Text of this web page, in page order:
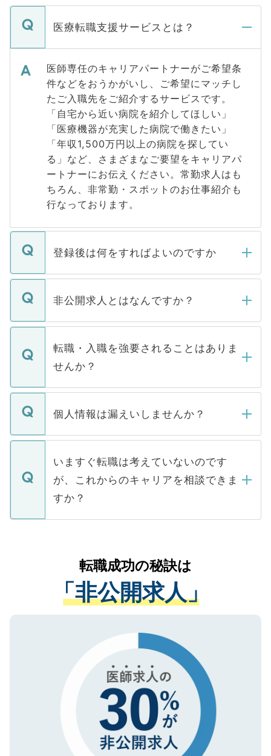
医療転職支援サービスとは？
医師専任のキャリアパートナーがご希望条
件などをおうかがいし、ご希望にマッチし
たご入職先をご紹介するサービスです。
「自宅から近い病院を紹介してほしい」
「医療機器が充実した病院で働きたい」
「年収1,500万円以上の病院を探してい
る」など、さまざまなご要望をキャリアパ
ートナーにお伝えください。常勤求人はも
ちろん、非常勤・スポットのお仕事紹介も
行なっております。
登録後は何をすればよいのですか
ご登録いただきましたら、弊社担当者がご
登録内容を確認し、その後メールもしくは
ます。通常、5営業日以内にはご連絡をせて
いただきますので、しばらくお待ちくださ
非公開求人とはなんですか？
マイナビDOCTORで取り扱っている求人の
うち約3割は、Webサイトからご覧いただ
けない「非公開求人」です。非公開求人は
下記の理由によって、一般には公開してい
ません。
■応募殺到を避けるため 人気のある医療機
関を公にしてしまうと、応募が殺到する場
に、医療機関が求める条件に合った人材の
みを人材紹介会社に依頼するケースが増え
ています。
転職・入職を強要されることはありま
せんか？
転職・入職を強要することは一切ありませ
ん。また、仮に応募先から内定をいただい
定を承諾する必要はありません。内定先へ
の辞退の連絡はキャリアパートナーが行い
個人情報は漏えいしませんか？
個人情報が漏えいすることはありませんの
で、ご安心ください。当サイトからの登録
などで収集したご登録者様の個人情報は、
ご本人のキャリアアップおよび転職活動の
支援を目的に使用いたします。お預かりし
ているすべての個人データはご本人の許可
は、個人情報の取り扱いについての厳密な
管理基準を満たした事業者のみに付与され
る、プライバシーマークを取得済みです。
で、機密保持に関してもご安心ください。
いますぐ転職は考えていないのです
が、これからのキャリアを相談できま
すか？
かがいして、現在の医療機関の状況や紹介
経験をまじえながら、適切なアドバイスを
させていただきます。すぐにご転職をされ
ない方には、長期的なサポートが可能です
ので、まずはご登録ください。
転職成功の秘訣は
「非公開求人」